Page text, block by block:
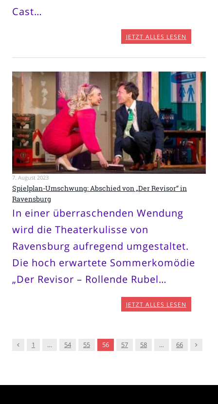
Cast…
JETZT ALLES LESEN
7. August 2023
Spielplan-Umschwung: Abschied von „Der Revisor“ in
Ravensburg
In einer überraschenden Wendung
wird die Theaterkulisse von
Ravensburg aufregend umgestaltet.
Die hoch erwartete Sommerkomödie
„Der Revisor – Rollende Rubel…
JETZT ALLES LESEN
Vorgänger
1 … 54 55 56 57 58 … 66